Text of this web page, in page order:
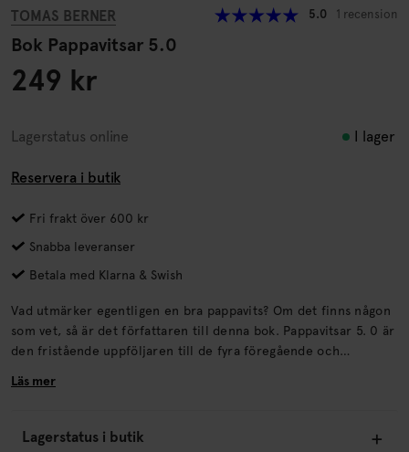
TOMAS BERNER 5.0 1 recension
Bok Pappavitsar 5.0
249 kr
Lagerstatus online I lager
Reservera i butik
Fri frakt över 600 kr
Snabba leveranser
Betala med Klarna & Swish
Vad utmärker egentligen en bra pappavits? Om det finns någon
som vet, så är det författaren till denna bok. Pappavitsar 5. 0 är
den fristående uppföljaren till de fyra föregående och
Läs mer
Lagerstatus i butik